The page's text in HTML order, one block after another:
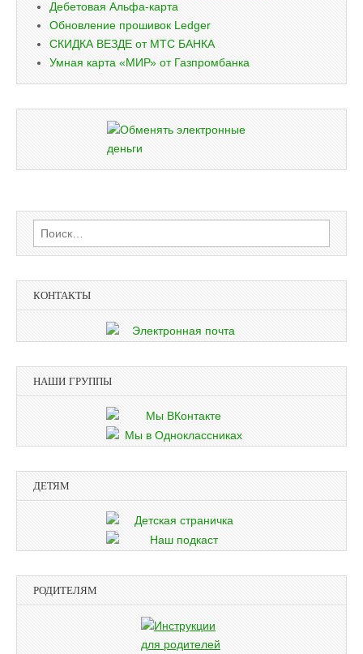
Дебетовая Альфа-карта
Обновление прошивок Ledger
СКИДКА ВЕЗДЕ от МТС БАНКА
Умная карта «МИР» от Газпромбанка
Найти:
КОНТАКТЫ
НАШИ ГРУППЫ
ДЕТЯМ
РОДИТЕЛЯМ